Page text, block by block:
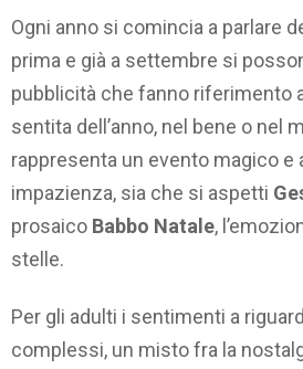
Ogni anno si comincia a parlare
prima e già a settembre si
pubblicità che fanno riferimento
sentita dell’anno, nel bene o nel
rappresenta un evento magico e
impazienza, sia che si aspetti
prosaico Babbo Natale,
stelle.
Per gli adulti i sentimenti a
complessi, un misto fra la